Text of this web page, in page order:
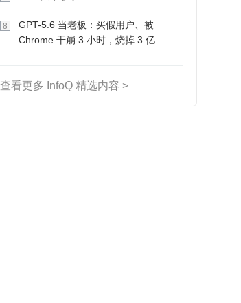
8
GPT-5.6 当老板：买假用户、被
Chrome 干崩 3 小时，烧掉 3 亿
查看更多 InfoQ 精选内容 >